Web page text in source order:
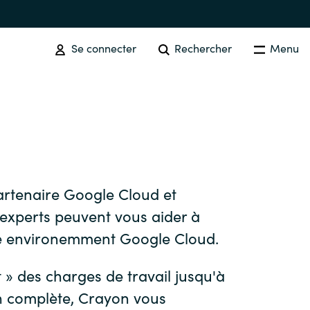
Se connecter Rechercher Menu
Australia
Czechia
Finland
Google Cloud et
peuvent vous aider à
Google Cloud.
des charges de travail jusqu'à
Crayon vous